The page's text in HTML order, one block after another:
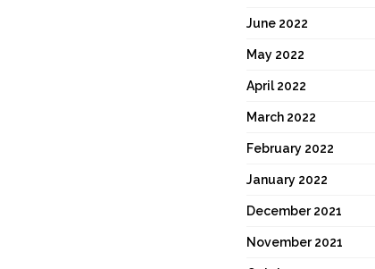
June 2022
May 2022
April 2022
March 2022
February 2022
January 2022
December 2021
November 2021